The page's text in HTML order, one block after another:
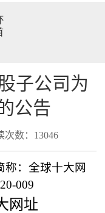
子公司为
公告
次数：13046
称：全球十大网
009
网址